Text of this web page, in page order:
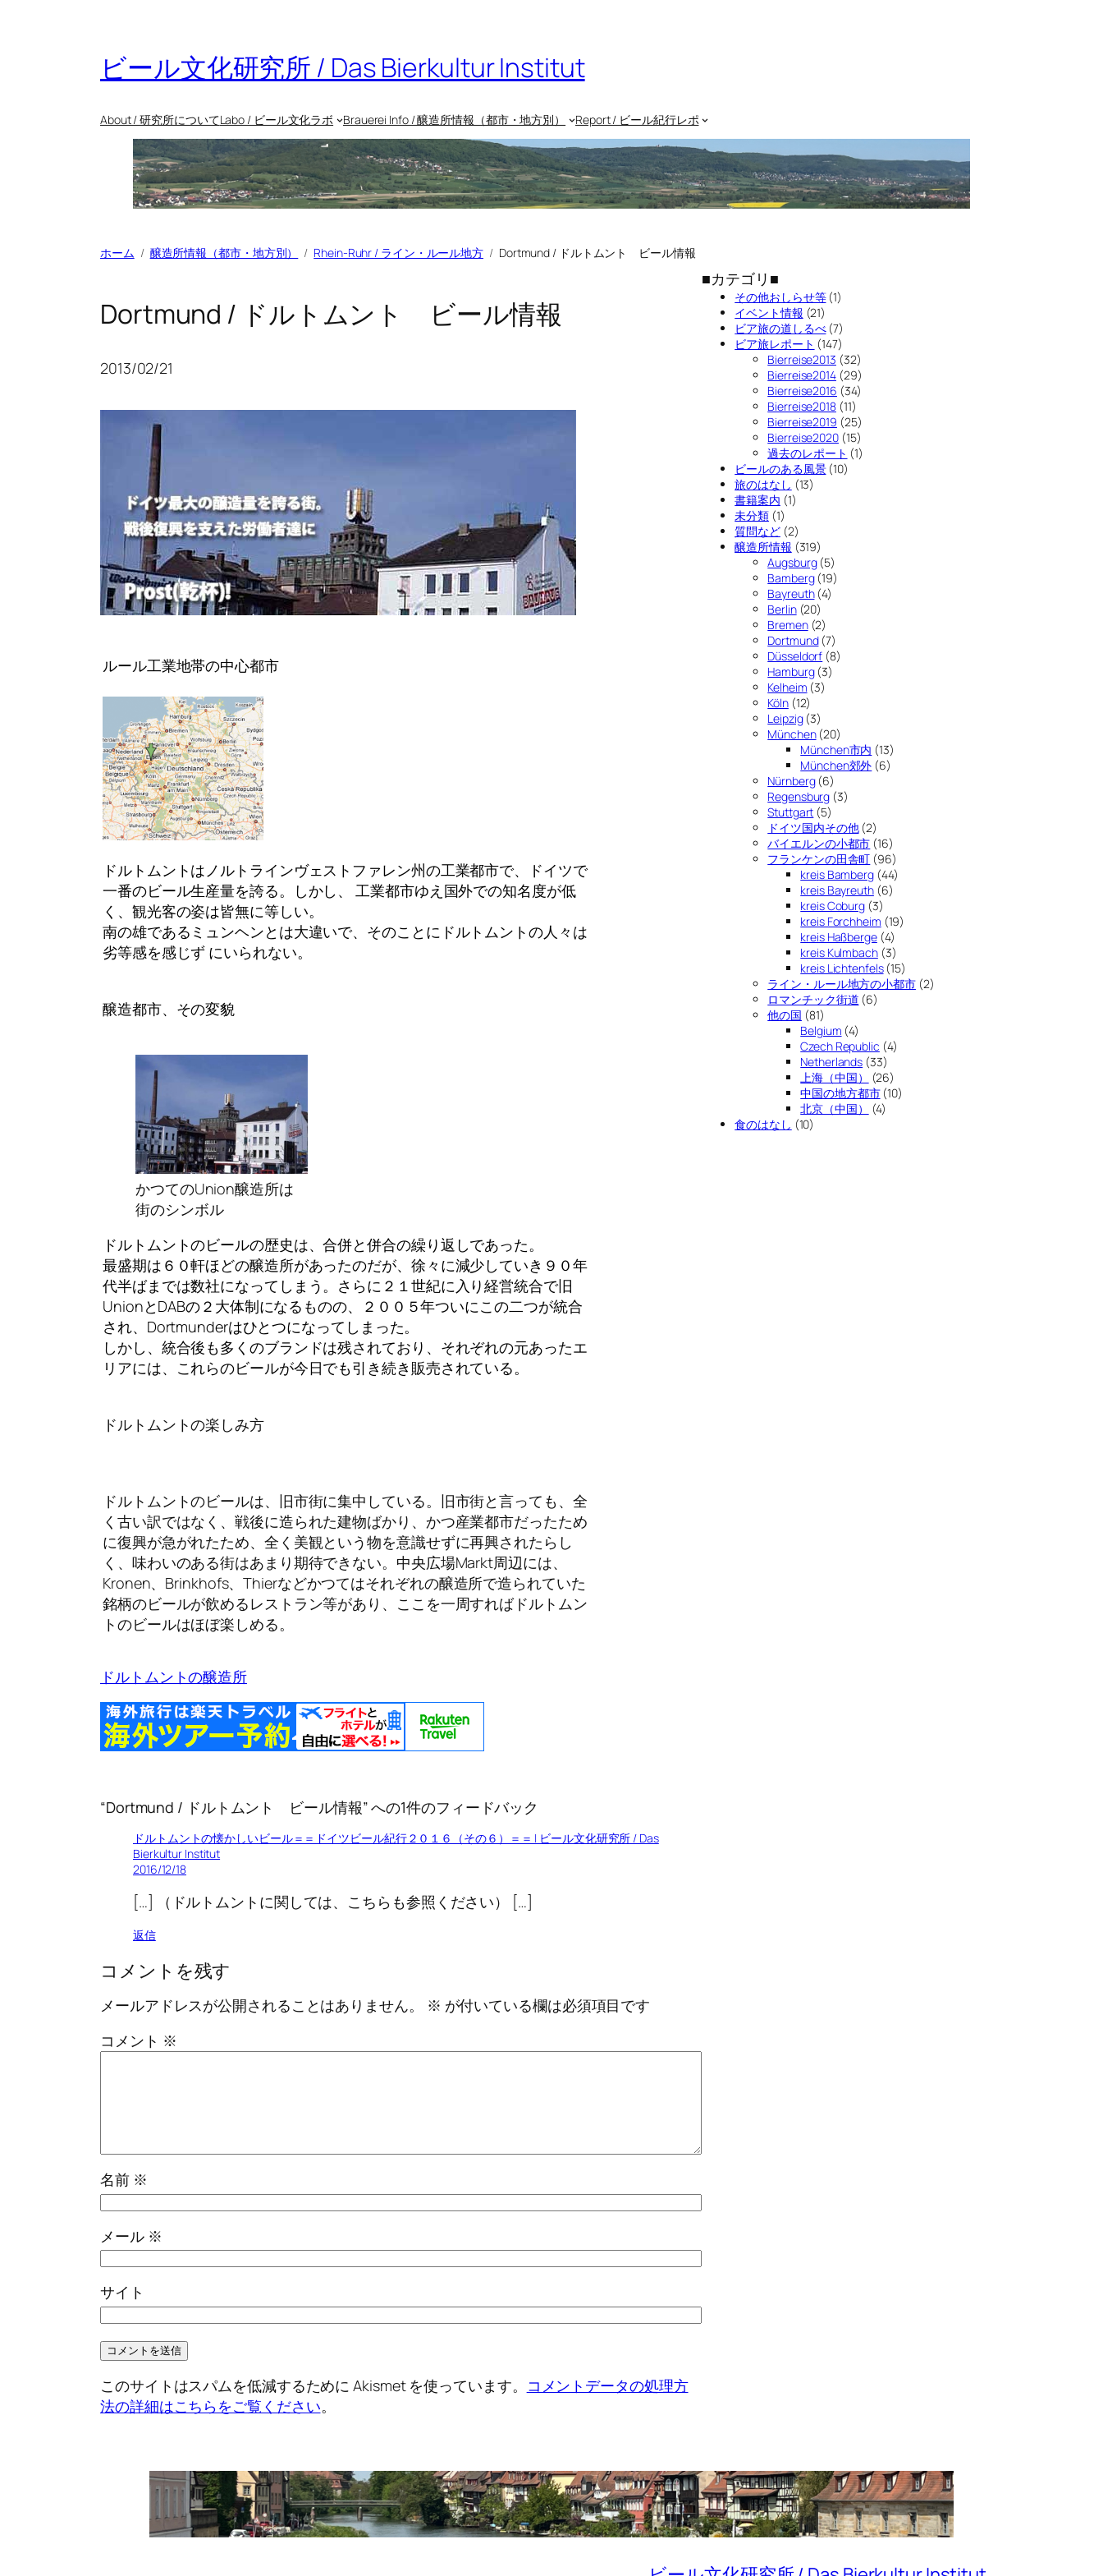
ビール文化研究所 / Das Bierkultur Institut
About / 研究所についてLabo / ビール文化ラボ Brauerei Info / 醸造所情報（都市・地方別） Report / ビール紀行レポ
ホーム 醸造所情報（都市・地方別） Rhein-Ruhr / ライン・ルール地方 Dortmund / ドルトムント ビール情報
Dortmund / ドルトムント ビール情報
2013/02/21
ルール工業地帯の中心都市
ドルトムントはノルトラインヴェストファレン州の工業都市で、ドイツで
一番のビール生産量を誇る。しかし、 工業都市ゆえ国外での知名度が低
く、観光客の姿は皆無に等しい。
南の雄であるミュンヘンとは大違いで、そのことにドルトムントの人々は
劣等感を感じず にいられない。
醸造都市、その変貌
かつてのUnion醸造所は
街のシンボル
ドルトムントのビールの歴史は、合併と併合の繰り返しであった。
最盛期は６０軒ほどの醸造所があったのだが、徐々に減少していき９０年
代半ばまでは数社になってしまう。さらに２１世紀に入り経営統合で旧
UnionとDABの２大体制になるものの、２００５年ついにこの二つが統合
され、Dortmunderはひとつになってしまった。
しかし、統合後も多くのブランドは残されており、それぞれの元あったエ
リアには、これらのビールが今日でも引き続き販売されている。
ドルトムントの楽しみ方
ドルトムントのビールは、旧市街に集中している。旧市街と言っても、全
く古い訳ではなく、戦後に造られた建物ばかり、かつ産業都市だったため
に復興が急がれたため、全く美観という物を意識せずに再興されたらし
く、味わいのある街はあまり期待できない。中央広場Markt周辺には、
Kronen、Brinkhofs、Thierなどかつてはそれぞれの醸造所で造られていた
銘柄のビールが飲めるレストラン等があり、ここを一周すればドルトムン
トのビールはほぼ楽しめる。
ドルトムントの醸造所
“Dortmund / ドルトムント ビール情報” への1件のフィードバック
ドルトムントの懐かしいビール＝＝ドイツビール紀行２０１６（その６）＝＝ | ビール文化研究所 / Das
Bierkultur Institut
2016/12/18
[…] （ドルトムントに関しては、こちらも参照ください） […]
返信
コメントを残す
メールアドレスが公開されることはありません。 ※ が付いている欄は必須項目です
コメント ※
名前 ※
メール ※
サイト
このサイトはスパムを低減するために Akismet を使っています。 コメントデータの処理方
法の詳細はこちらをご覧ください。
■カテゴリ■
その他おしらせ等(1)
イベント情報 (21)
ビア旅の道しるべ(7)
ビア旅レポート (147)
Bierreise2013 (32)
Bierreise2014(29)
Bierreise2016 (34)
Bierreise2018(11)
Bierreise2019 (25)
Bierreise2020(15)
過去のレポート (1)
ビールのある風景(10)
旅のはなし (13)
書籍案内 (1)
未分類(1)
質問など(2)
醸造所情報 (319)
Augsburg(5)
Bamberg(19)
Bayreuth(4)
Berlin(20)
Bremen(2)
Dortmund(7)
Düsseldorf (8)
Hamburg(3)
Kelheim (3)
Köln(12)
Leipzig(3)
München(20)
München市内 (13)
München郊外 (6)
Nürnberg(6)
Regensburg (3)
Stuttgart (5)
ドイツ国内その他(2)
バイエルンの小都市 (16)
フランケンの田舎町 (96)
kreis Bamberg(44)
kreis Bayreuth(6)
kreis Coburg (3)
kreis Forchheim (19)
kreis Haßberge(4)
kreis Kulmbach(3)
kreis Lichtenfels(15)
ライン・ルール地方の小都市(2)
ロマンチック街道 (6)
他の国 (81)
Belgium (4)
Czech Republic (4)
Netherlands (33)
上海（中国）
(26)
中国の地方都市(10)
北京（中国）
(4)
食のはなし (10)